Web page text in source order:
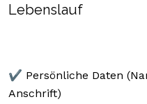
Lebenslauf
✔️ Persönliche Daten
Anschrift)